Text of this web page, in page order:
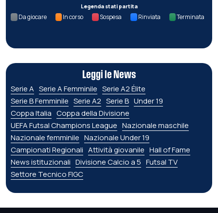
Legenda stati partita
Da giocare In corso Sospesa Rinviata Terminata
Leggi le News
Serie A Serie A Femminile Serie A2 Élite
Serie B Femminile Serie A2 Serie B Under 19
Coppa Italia Coppa della Divisione
UEFA Futsal Champions League Nazionale maschile
Nazionale femminile Nazionale Under 19
Campionati Regionali Attività giovanile Hall of Fame
News istituzionali Divisione Calcio a 5 Futsal TV
Settore Tecnico FIGC